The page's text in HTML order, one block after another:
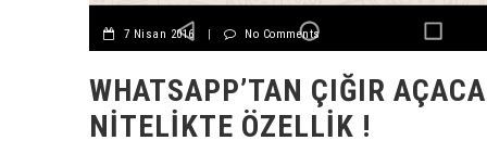
7 Nisan 2016 | No Comments
WHATSAPP’TAN ÇIĞIR
NITELIKTE ÖZELLIK !